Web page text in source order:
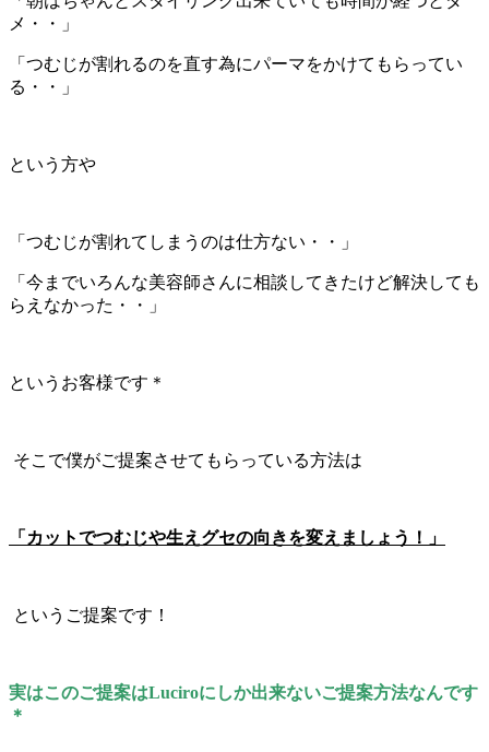
メ・・」
「つむじが割れるのを直す為にパーマをかけてもらってい
る・・」
という方や
「つむじが割れてしまうのは仕方ない・・」
「今までいろんな美容師さんに相談してきたけど解決しても
らえなかった・・」
というお客様です＊
そこで僕がご提案させてもらっている方法は
「カットでつむじや生えグセの向きを変えましょう！」
というご提案です！
実はこのご提案はLuciroにしか出来ないご提案方法なんです
＊